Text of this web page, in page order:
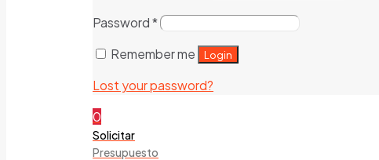
Password*
Remember me
Login
Lost your password?
0
Solicitar
Presupuesto